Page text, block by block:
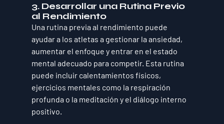
3. Desarrollar una Rutina Previo
al Rendimiento
Una rutina previa al rendimiento puede
ayudar a los atletas a gestionar la ansiedad,
aumentar el enfoque y entrar en el estado
mental adecuado para competir. Esta rutina
puede incluir calentamientos físicos,
ejercicios mentales como la respiración
profunda o la meditación y el diálogo interno
positivo.